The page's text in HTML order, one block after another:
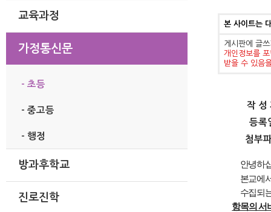
교육과정
가정통신문
- 초등
- 중고등
- 행정
방과후학교
진로진학
본 사이트는
게시판에 글
개인정보를
받을 수 있음
작 성
등록
첨부
안녕하
본교에
수집되
항목의 서